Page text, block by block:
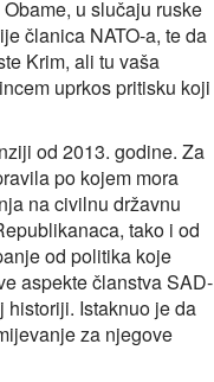
u slučaju ruske
članica NATO-a, te da
Krim, ali tu vaša
uprkos pritisku koji
od 2013. godine. Za
po kojem mora
na civilnu državnu
tako i od
od politika koje
aspekte članstva SAD-
historiji. Istaknuo je da
za njegove